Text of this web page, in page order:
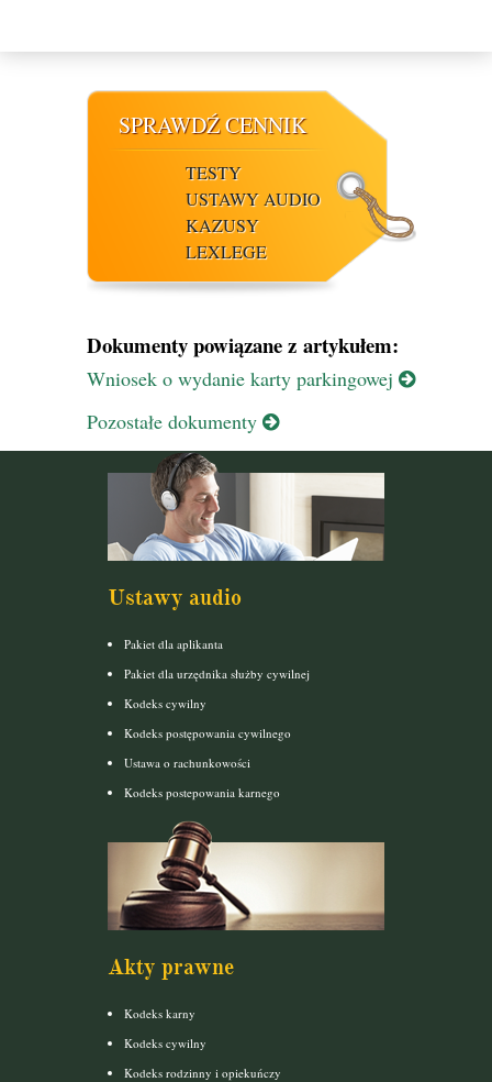
SPRAWDŹ CENNIK
TESTY
USTAWY AUDIO
KAZUSY
LEXLEGE
Dokumenty powiązane z artykułem:
Wniosek o wydanie karty parkingowej
Pozostałe dokumenty
Ustawy audio
Pakiet dla aplikanta
Pakiet dla urzędnika służby cywilnej
Kodeks cywilny
Kodeks postępowania cywilnego
Ustawa o rachunkowości
Kodeks postepowania karnego
Akty prawne
Kodeks karny
Kodeks cywilny
Kodeks rodzinny i opiekuńczy